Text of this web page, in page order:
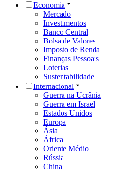
Economia
Mercado
Investimentos
Banco Central
Bolsa de Valores
Imposto de Renda
Finanças Pessoais
Loterias
Sustentabilidade
Internacional
Guerra na Ucrânia
Guerra em Israel
Estados Unidos
Europa
Ásia
África
Oriente Médio
Rússia
China